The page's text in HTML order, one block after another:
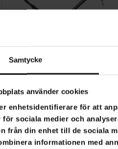
Samtycke
använder cookies
enhetsidentifierare för att
sociala medier och
från din enhet till de sociala
informationen med
Lykke hängmatta med
999,00 kr 1 790,00 kr